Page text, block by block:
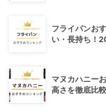
フライパンお
い・長持ち！
マヌカハニー
高さを徹底比